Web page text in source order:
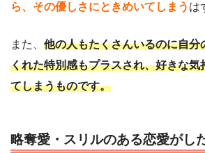
ら、その優しさにときめいてしまう は
また、 他の人もたくさんいるのに自分
くれた特別感もプラスされ、好きな気
てしまうものです。
略奪愛・スリルのある恋愛がし